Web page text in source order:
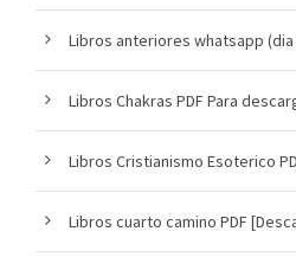
Libros anteriores whatsapp
Libros Chakras PDF Para
Libros Cristianismo Esoterico
Libros cuarto camino PDF